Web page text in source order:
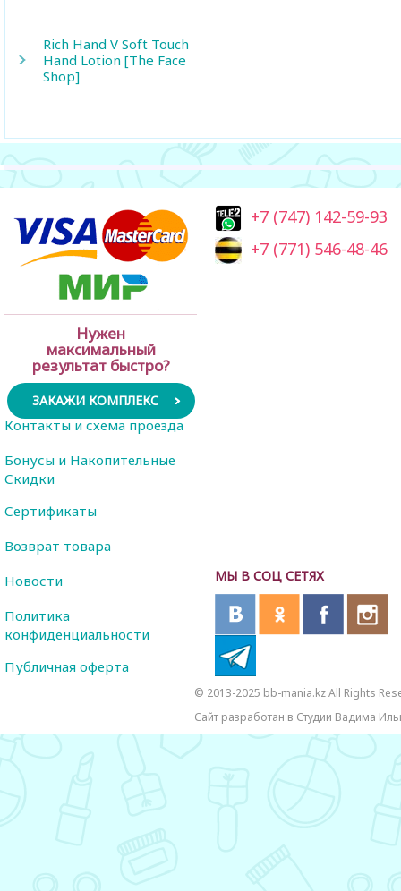
Rich Hand V Soft Touch
Hand Lotion [The Face
Shop]
Нужен
максимальный
результат быстро?
ЗАКАЖИ КОМПЛЕКС
+7 (747) 142-59-93
+7 (771) 546-48-46
МЫ В СОЦ СЕТЯХ
Контакты и схема проезда
Бонусы и Накопительные
Скидки
Сертификаты
Возврат товара
Новости
Политика
конфиденциальности
Публичная оферта
© 2013-2025 bb-mania.kz All Rights
Сайт разработан в Студии Вадима